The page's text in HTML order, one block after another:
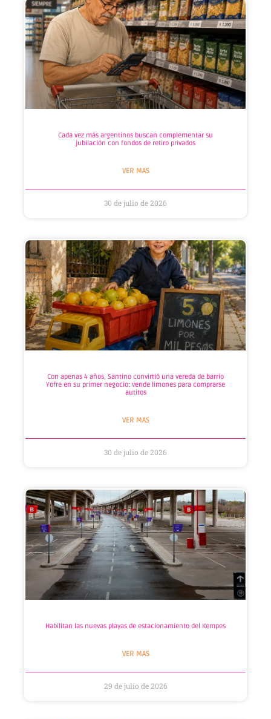
Cada vez más argentinos buscan complementar su
jubilación con fondos de retiro privados
VER MAS
30 de julio de 2026
Con apenas 4 años, Santino convirtió una vereda de barrio
Yofre en su primer negocio: vende limones para comprarse
autitos
VER MAS
30 de julio de 2026
Habilitan las nuevas playas de estacionamiento del Kempes
VER MAS
29 de julio de 2026